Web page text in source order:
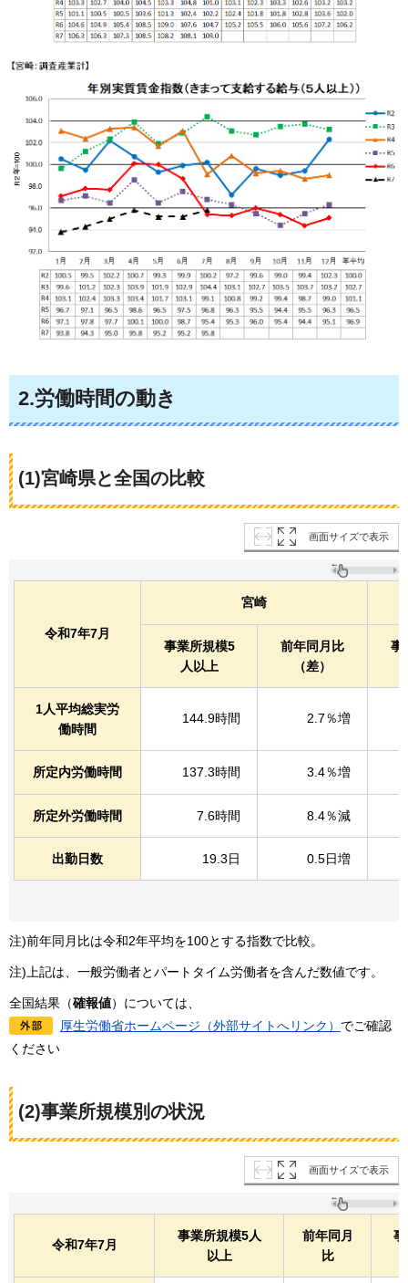
2.労働時間の動き
(1)宮崎県と全国の比較
画面サイズで表示
令和7年7月
宮崎
事業所規模5
人以上
前年同月比
（差）
事
1人平均総実労
働時間
144.9時間 2.7％増
所定内労働時間 137.3時間 3.4％増
所定外労働時間 7.6時間 8.4％減
出勤日数 19.3日 0.5日増
注)前年同月比は令和2年平均を100とする指数で比較。
注)上記は、一般労働者とパートタイム労働者を含んだ数値です。
全国結果（確報値）については、
厚生労働省ホームページ（外部サイトへリンク） でご確認
ください
(2)事業所規模別の状況
画面サイズで表示
令和7年7月
事業所規模5人
以上
前年同月
比